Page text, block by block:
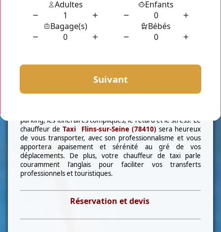
nous avons des voitures de prestige haut de gamme. Nous
mettons à votre dispositions des
berline
chargeant jusqu'à
4 personnes. Pour un voyage en famille ou en groupe,
nous vous proposons notre flotte deminibus
accueillir jusqu'à 7 personnes avec leur valise respective.
il y aussi la WIFI, chargeur pour tout type de téléphone,
siège bébé mise à disposition gratuitement.
parking, les itinéraires compliqués, le retard et le stress. Le
chauffeur deTaxi Flins-sur-Seine (78410) sera heureux
de vous transporter, avec son professionnalisme et vous
apportera apaisement et sérénité au gré de vos
déplacements. De plus, votre chauffeur de taxi parle
couramment l'anglais pour faciliter vos transferts
professionnels et touristiques.
Réservation et devis